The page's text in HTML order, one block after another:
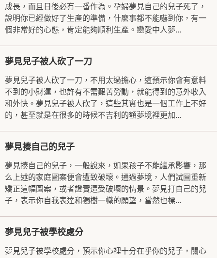
成長，而且日後必有一番作為。孕婦夢見自己的兒子死了，
說明你已經做好了生產的準備，什麼事都不能嚇到你，有一
個非常好的心態，肯定能夠順利生產。戀愛中人夢...
夢見兒子被人砍了一刀
夢見兒子被人砍了一刀，不用太過擔心，這預示你會有意料
不到的小財運，也許有不需艱苦勞動，就能得到的意外收入
和外快。夢見兒子被人砍了，這些其實也是一個工作上不好
的，甚至就是在很多的時候不吉利的額夢境裡更加...
夢見揍自己的兒子
夢見揍自己的兒子，一般說來，如果孩子不能繼承影響，那
么上述的家庭圖案便會遭致破壞。通過夢境，人們試圖重新
矯正這幅圖案，或者證實遭受破壞的情景。夢見打自己的兒
子，表示你自我表達和獨樹一幟的願望，當然也標...
夢見兒子被學校處分
夢見兒子被學校處分，預示你心裡十分在乎你的兒子，關心